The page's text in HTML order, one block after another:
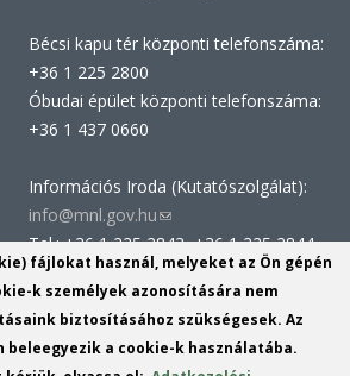
e-
Bécsi kapu tér központi telefonszáma:
+36 1 225 2800
Óbudai épület központi telefonszáma:
+36 1 437 0660
Információs Iroda (Kutatószolgálat):
info@mnl.gov.hu(link
sends
e-
mail)
Tel.: +36 1 225 2843, +36 1 225 2844
Postacím: 1014 Budapest, Bécsi kapu
tér 2-4.
Felnőttképzési nyilvántartási szám:
B/2020/002162
fájlokat használ, melyeket az Ön gépén
k személyek azonosítására nem
biztosításához szükségesek. Az
beleegyezik a cookie-k használatába.